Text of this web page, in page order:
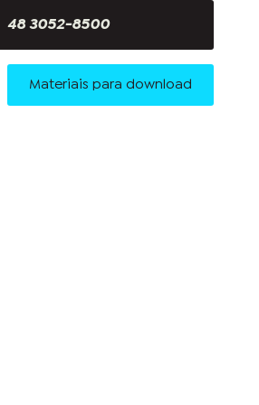
48 3052-8500
Materiais para download